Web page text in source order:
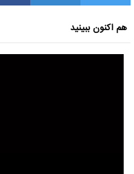
هم اکنون ببینید